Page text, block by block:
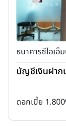
ธนาคารซีไอเอ็
บัญชีเงินฝาก
ดอกเบี้ย